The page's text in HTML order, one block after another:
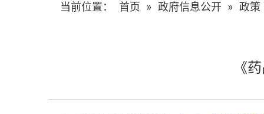
当前位置： 首页 » 政府信息公开 » 政策
《